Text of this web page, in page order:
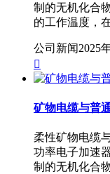
制的无机化合
的工作温度，
公司新闻2025

矿物电缆与普
柔性矿物电缆
功率电子加速
制的无机化合